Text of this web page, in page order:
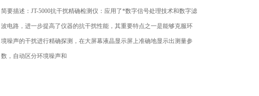
简要描述：JT-5000抗干扰精确检测仪：应用了*数字信号处理技术和数字滤
波电路，进一步提高了仪器的抗干扰性能，其重要特点之一是能够克服环
境噪声的干扰进行精确探测，在大屏幕液晶显示屏上准确地显示出测量参
数，自动区分环境噪声和